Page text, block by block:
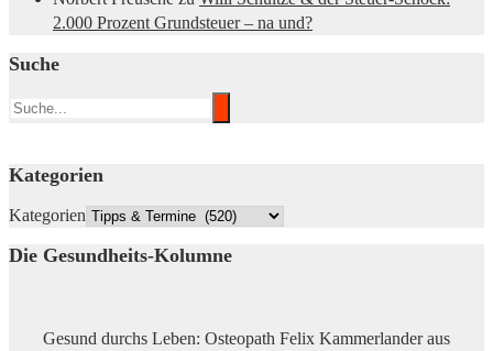
2.000 Prozent Grundsteuer – na und?
Suche
Kategorien
Kategorien
Die Gesundheits-Kolumne
Gesund durchs Leben: Osteopath Felix Kammerlander aus